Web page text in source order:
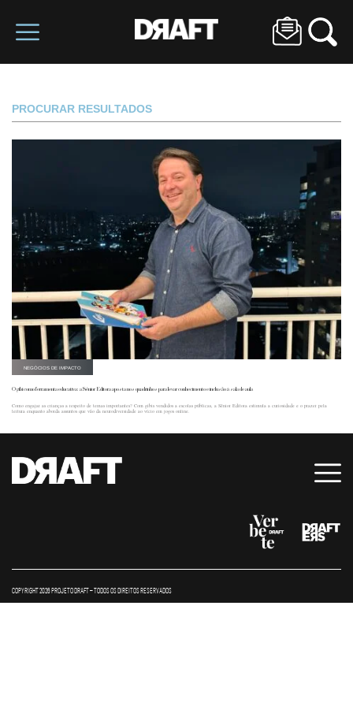
PROCURAR RESULTADOS
NEGÓCIOS DE IMPACTO
O gibi como ferramenta educativa: a Sênior Editora aposta nos quadrinhos para levar conhecimento e inclusão à sala de aula
Como engajar as crianças a respeito de temas importantes? Com gibis vendidos a escolas públicas, a Sênior Editora estimula a curiosidade e o prazer pela
leitura enquanto aborda assuntos que vão da neurodiversidade ao vício em jogos online.
COPYRIGHT 2026 PROJETO DRAFT – TODOS OS DIREITOS RESERVADOS